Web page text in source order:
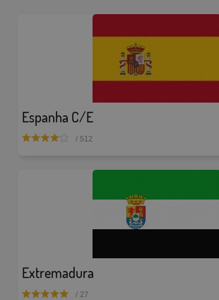
Espanha C/E
/ 512
Extremadura
/ 27